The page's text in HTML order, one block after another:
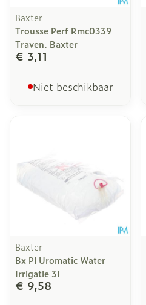
Baxter
Trousse Perf Rmc0339
Traven. Baxter
€ 3,11
Niet beschikbaar
Baxter
Bx Pl Uromatic Water
Irrigatie 3l
€ 9,58